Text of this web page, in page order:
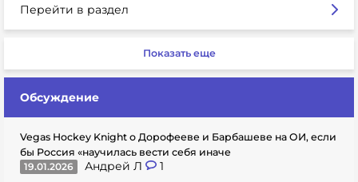
Перейти в раздел
Показать еще
Обсуждение
Vegas Hockey Knight о Дорофееве и Барбашеве на ОИ, если
бы Россия «научилась вести себя иначе
19.01.2026
Андрей Л 1